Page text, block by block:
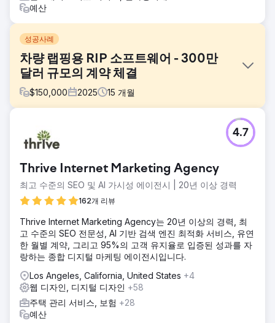
예산
성공사례
차량 랩핑용 RIP 소프트웨어 - 300만
달러 규모의 계약 체결
$150,000 2025 15 개월
대부분의 차량 랩핑 업체는 RIP 소프트웨어와 그로 인한 시간
및 비용 절감 효과에 대해 잘 알지 못합니다. 이 때문에 컨퍼런
습니다. 컨퍼런스 내에서도 전체 시장에 대한 노출은 제한적입
니다. 클라이언트는 목표 고객에게 효과적으로 광고할 수 있는
믿을 만한 방법을 필요로 했습니다. 마케팅 퍼널 하단의 키워
드만 타겟팅하는 것으로는 충분한 검색량을 확보할 수 없었고,
퍼널 상단의 키워드는 검색량이 적을 가능성이 높았습니다.
솔루션
IOI는 고객 생애주기 접근 방식을 채택했습니다. 차량 랩핑 업
체들이 직면하는 문제점과 그 상황에서 검색할 내용을 분석했
습니다. 제품 인지도 향상을 위한 마케팅 전략을 수립하여, 고
객이 제품을 전혀 모르는 상태에서 해결책을 인지할 때까지 다
채널 방식으로 접근했습니다. 구글 광고와 SEO 콘텐츠를 전략
적으로 결합하여 검색량이 적은 키워드를 공략하고, 광고성 기
사 형식으로 120페이지 이상의 콘텐츠를 발행했습니다. 또한,
Thrive Internet Marketing Agency
최고 수준의 SEO 및 AI 가시성 에이전시 | 20년 이상 경력
162개 리뷰
4.7
Thrive Internet Marketing Agency는 20년 이상의 경력, 최
고 수준의 SEO 전문성, AI 기반 검색 엔진 최적화 서비스, 유연
한 월별 계약, 그리고 95%의 고객 유지율로 입증된 성과를 자
랑하는 종합 디지털 마케팅 에이전시입니다.
Los Angeles, California, United States +4
웹 디자인, 디지털 디자인 +58
주택 관리 서비스, 보험 +28
예산